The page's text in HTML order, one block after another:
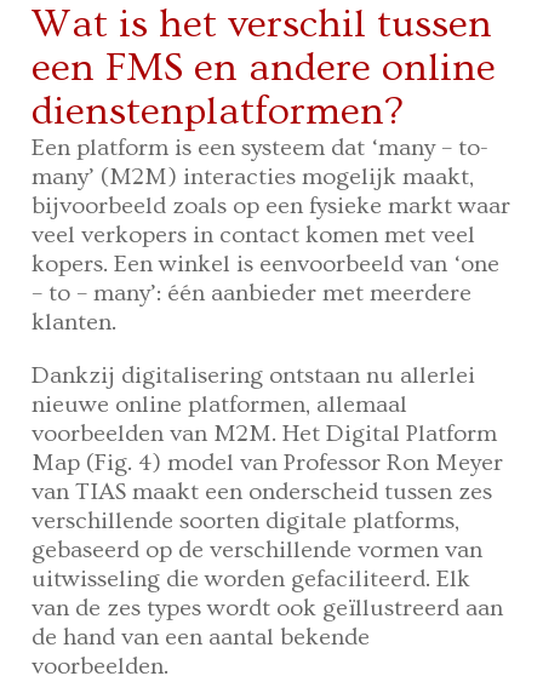
Wat is het verschil tussen
een FMS en andere online
dienstenplatformen?
Een platform is een systeem dat ‘many – to-
many’ (M2M) interacties mogelijk maakt,
bijvoorbeeld zoals op een fysieke markt waar
veel verkopers in contact komen met veel
kopers. Een winkel is eenvoorbeeld van ‘one
– to – many’: één aanbieder met meerdere
klanten.
Dankzij digitalisering ontstaan nu allerlei
nieuwe online platformen, allemaal
voorbeelden van M2M. Het Digital Platform
Map (Fig. 4) model van Professor Ron Meyer
van TIAS maakt een onderscheid tussen zes
verschillende soorten digitale platforms,
gebaseerd op de verschillende vormen van
uitwisseling die worden gefaciliteerd. Elk
van de zes types wordt ook geïllustreerd aan
de hand van een aantal bekende
voorbeelden.